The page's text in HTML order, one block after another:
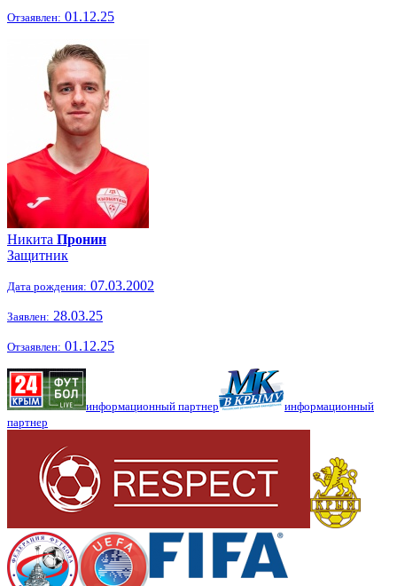
Отзаявлен: 01.12.25
Никита Пронин
Защитник
Дата рождения: 07.03.2002
Заявлен: 28.03.25
Отзаявлен: 01.12.25
информационный партнер
информационный
партнер